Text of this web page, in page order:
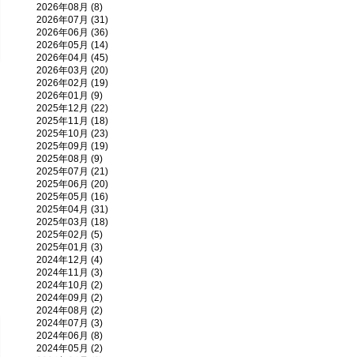
2026年08月 (8)
2026年07月 (31)
2026年06月 (36)
2026年05月 (14)
2026年04月 (45)
2026年03月 (20)
2026年02月 (19)
2026年01月 (9)
2025年12月 (22)
2025年11月 (18)
2025年10月 (23)
2025年09月 (19)
2025年08月 (9)
2025年07月 (21)
2025年06月 (20)
2025年05月 (16)
2025年04月 (31)
2025年03月 (18)
2025年02月 (5)
2025年01月 (3)
2024年12月 (4)
2024年11月 (3)
2024年10月 (2)
2024年09月 (2)
2024年08月 (2)
2024年07月 (3)
2024年06月 (8)
2024年05月 (2)